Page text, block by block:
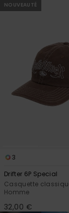
NOUVEAUTÉ
3
Drifter 6P Special
Casquette
Homme
32,00 €